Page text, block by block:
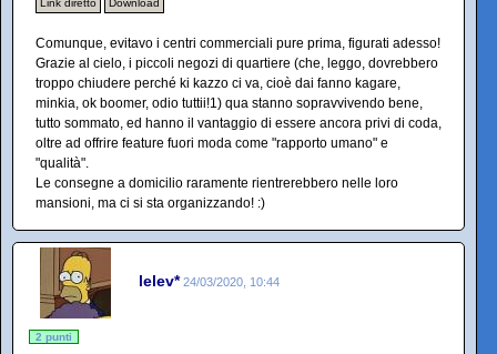
Comunque, evitavo i centri commerciali pure prima, figurati adesso!
Grazie al cielo, i piccoli negozi di quartiere (che, leggo, dovrebbero
troppo chiudere perché ki kazzo ci va, cioè dai fanno kagare,
minkia, ok boomer, odio tuttii!1) qua stanno sopravvivendo bene,
tutto sommato, ed hanno il vantaggio di essere ancora privi di coda,
oltre ad offrire feature fuori moda come "rapporto umano" e
"qualità".
Le consegne a domicilio raramente rientrerebbero nelle loro
mansioni, ma ci si sta organizzando! :)
lelev* 24/03/2020, 10:44
2 punti